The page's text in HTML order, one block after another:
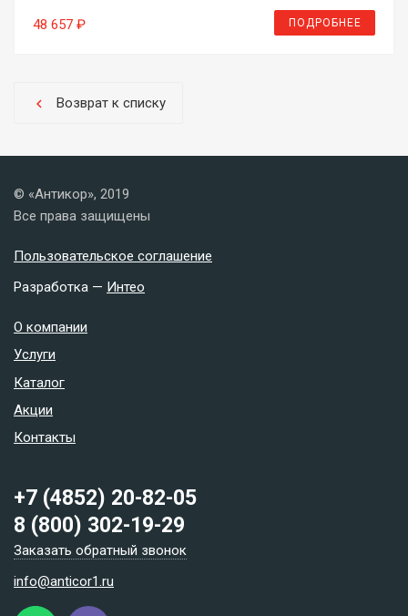
48 657 ₽ ПОДРОБНЕЕ
chevron_left Возврат к списку
© «Антикор», 2019
Все права защищены
Пользовательское соглашение
Разработка — Интео
О компании
Услуги
Каталог
Акции
Контакты
+7 (4852) 20-82-05
8 (800) 302-19-29
Заказать обратный звонок
info@anticor1.ru